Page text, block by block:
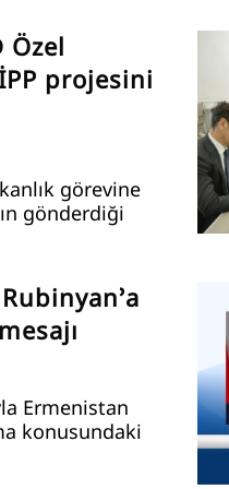
Özel
projesini
görevine
gönderdiği
Ermenistan
konusundaki